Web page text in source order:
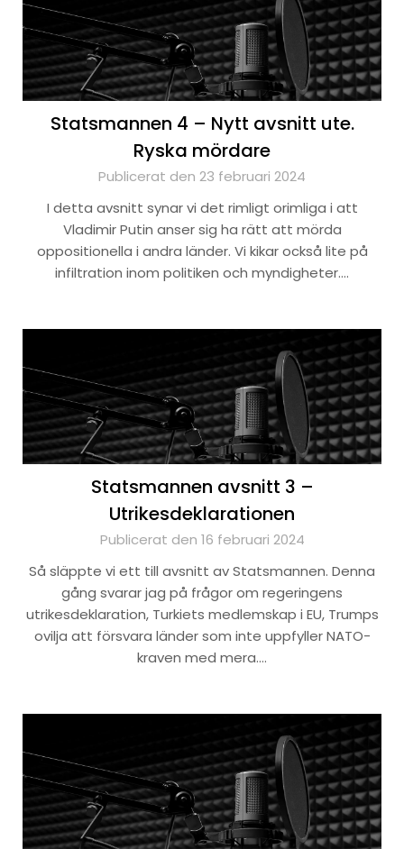
Statsmannen 4 – Nytt avsnitt ute.
Ryska mördare
Publicerat den 23 februari 2024
I detta avsnitt synar vi det rimligt orimliga i att
Vladimir Putin anser sig ha rätt att mörda
oppositionella i andra länder. Vi kikar också lite på
infiltration inom politiken och myndigheter….
Statsmannen avsnitt 3 –
Utrikesdeklarationen
Publicerat den 16 februari 2024
Så släppte vi ett till avsnitt av Statsmannen. Denna
gång svarar jag på frågor om regeringens
utrikesdeklaration, Turkiets medlemskap i EU, Trumps
ovilja att försvara länder som inte uppfyller NATO-
kraven med mera….